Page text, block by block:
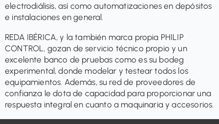
electrodiálisis, así como automatizaciones en depósitos
e instalaciones en general.
REDA IBÉRICA, y la también marca propia PHILIP
CONTROL, gozan de servicio técnico propio y un
excelente banco de pruebas como es su bodeg
experimental, donde modelar y testear todos los
equipamientos. Además, su red de proveedores de
confianza le dota de capacidad para proporcionar una
respuesta integral en cuanto a maquinaria y accesorios.